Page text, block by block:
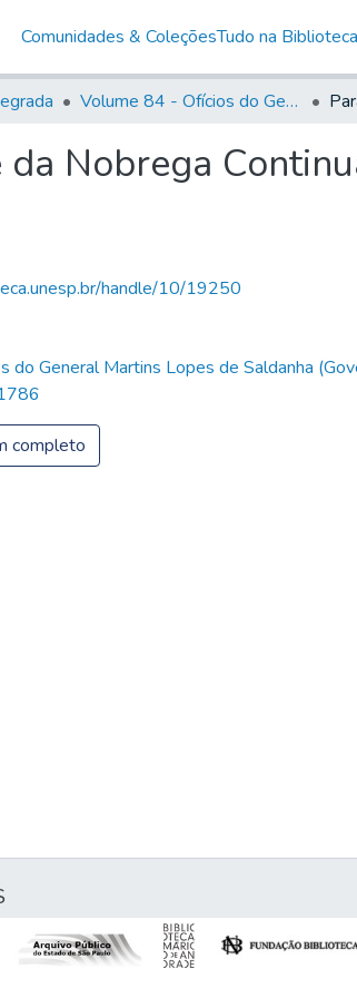
Comunidades & ColeçõesTudo na
Volume 84 - Ofícios do General Martins Lopes de Saldanha (Governador da Capitania): 1782- 1786
Nobrega
handle/10/19250
do General Martins Lopes de Saldanha
completo